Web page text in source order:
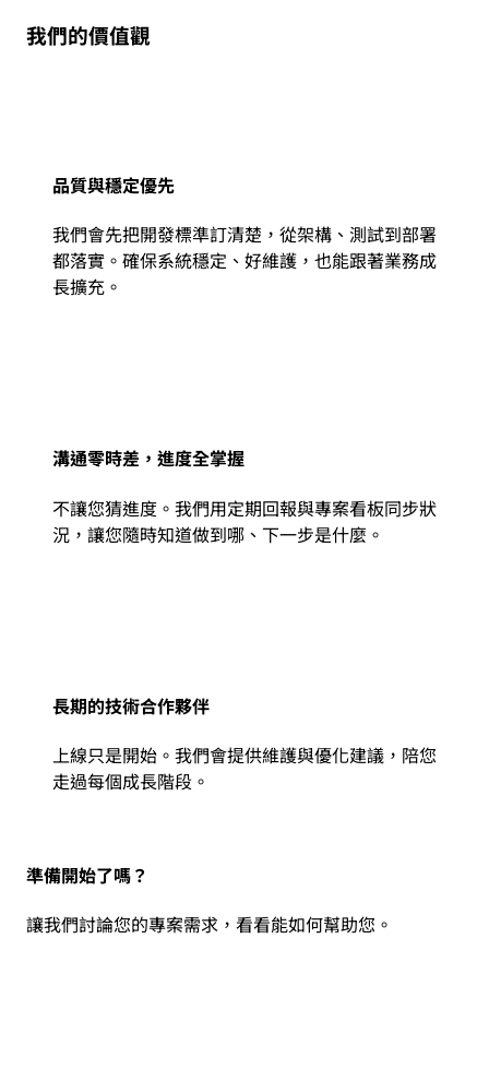
我們的價值觀
品質與穩定優先
我們會先把開發標準訂清楚，從架構、測試到部署
都落實。確保系統穩定、好維護，也能跟著業務成
長擴充。
溝通零時差，進度全掌握
不讓您猜進度。我們用定期回報與專案看板同步狀
況，讓您隨時知道做到哪、下一步是什麼。
長期的技術合作夥伴
上線只是開始。我們會提供維護與優化建議，陪您
走過每個成長階段。
準備開始了嗎？
讓我們討論您的專案需求，看看能如何幫助您。